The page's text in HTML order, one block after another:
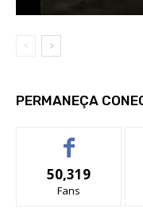
PERMANEÇA
50,319
Fans